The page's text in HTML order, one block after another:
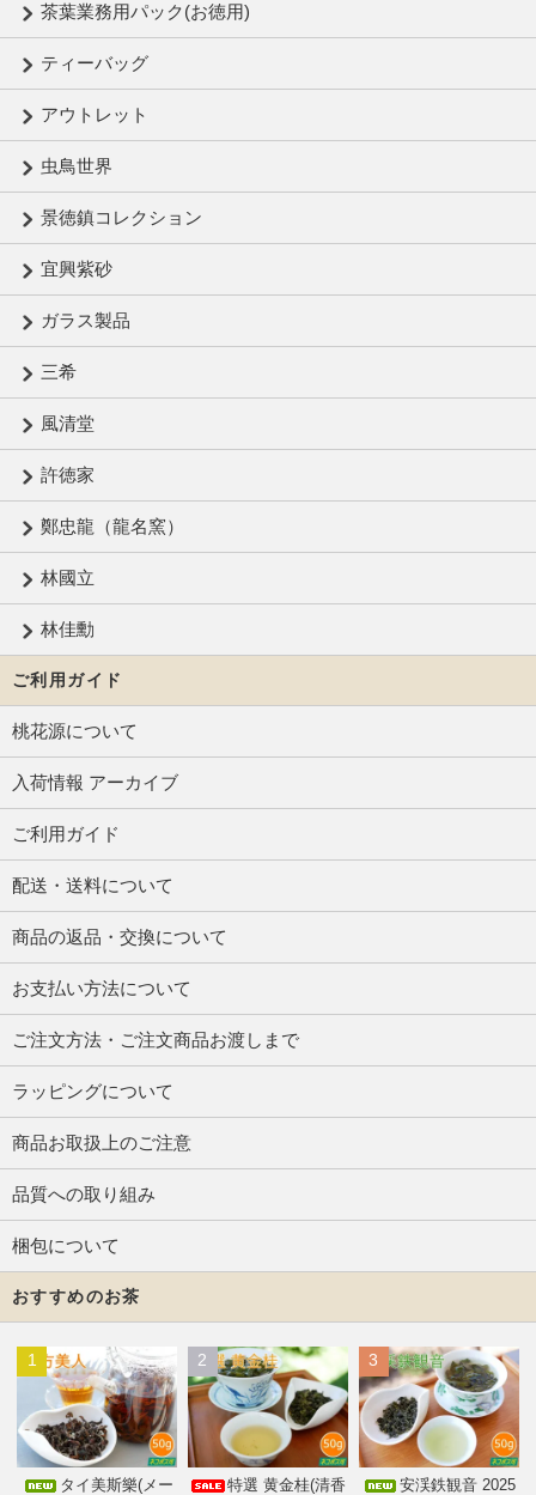
茶葉業務用パック(お徳用)
ティーバッグ
アウトレット
虫鳥世界
景徳鎮コレクション
宜興紫砂
ガラス製品
三希
風清堂
許徳家
鄭忠龍（龍名窯）
林國立
林佳勳
ご利用ガイド
桃花源について
入荷情報 アーカイブ
ご利用ガイド
配送・送料について
商品の返品・交換について
お支払い方法について
ご注文方法・ご注文商品お渡しまで
ラッピングについて
商品お取扱上のご注意
品質への取り組み
梱包について
おすすめのお茶
1
タイ美斯樂(メー
2
特選 黄金桂(清香
3
安渓鉄観音 2025